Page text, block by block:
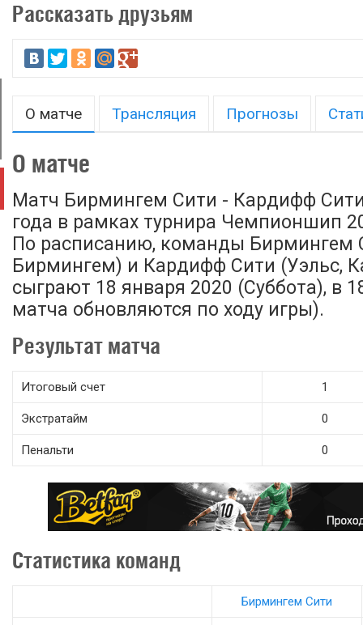
Рассказать друзьям
О матче Трансляция Прогнозы
О матче
Матч Бирмингем Сити - Кардифф
года в рамках турнира Чемпионшип
По расписанию, команды Бирмингем
Бирмингем) и Кардифф Сити (Уэльс,
сыграют 18 января 2020 (Суббота), в
матча обновляются по ходу игры).
Результат матча
Итоговый счет 1
Экстратайм 0
Пенальти 0
Статистика команд
Бирмингем Сити